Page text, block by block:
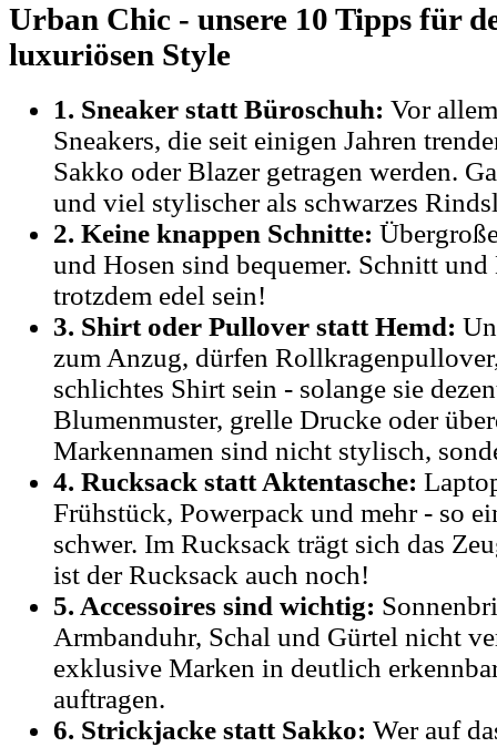
Urban Chic - unsere 10 Tipps für
luxuriösen Style
1. Sneaker statt Büroschuh: Vor
Sneakers, die seit einigen Jahren
Sakko oder Blazer getragen werden.
und viel stylischer als schwarzes
2. Keine knappen Schnitte:
und Hosen sind bequemer. Schnitt
trotzdem edel sein!
3. Shirt oder Pullover statt Hemd:
zum Anzug, dürfen
schlichtes Shirt sein - solange sie
Blumenmuster, grelle Drucke oder
Markennamen sind nicht stylisch,
4. Rucksack statt Aktentasche:
Frühstück, Powerpack und mehr - so
schwer. Im Rucksack trägt sich das
ist der Rucksack auch noch!
5. Accessoires sind wichtig:
Armbanduhr, Schal und Gürtel nicht
exklusive Marken in deutlich
auftragen.
6. Strickjacke statt Sakko: Wer auf